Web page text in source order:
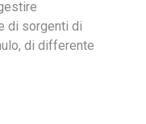
di sorgenti di
di differente